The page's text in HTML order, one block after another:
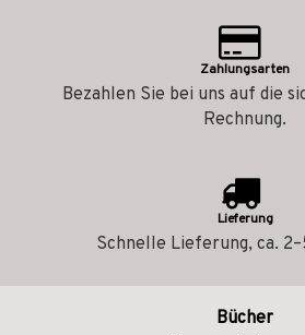
Zahlungsarten
Bezahlen Sie bei uns auf die
Rechnung.
Lieferung
Schnelle Lieferung, ca.
Bücher